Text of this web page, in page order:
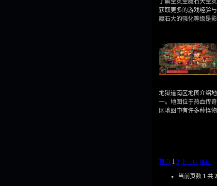
获取更多的游戏经验
魔石大的强化等级是
地狱道南区地图介绍
一。地图位于热血传
区地图中有许多种怪
首页 1 2 下一页 尾页
当前页数 1 共 2